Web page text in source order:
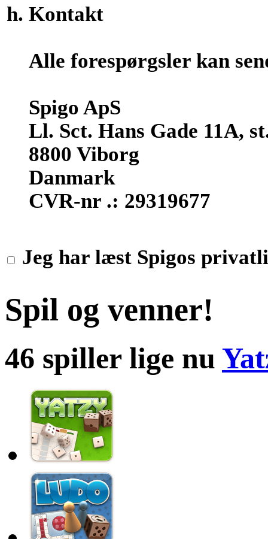
Kontakt
Alle forespørgsler kan
Spigo ApS
Ll. Sct. Hans Gade 11A,
8800 Viborg
Danmark
CVR-nr .: 29319677
Jeg har læst Spigos
Spil og venner!
46 spiller lige nu